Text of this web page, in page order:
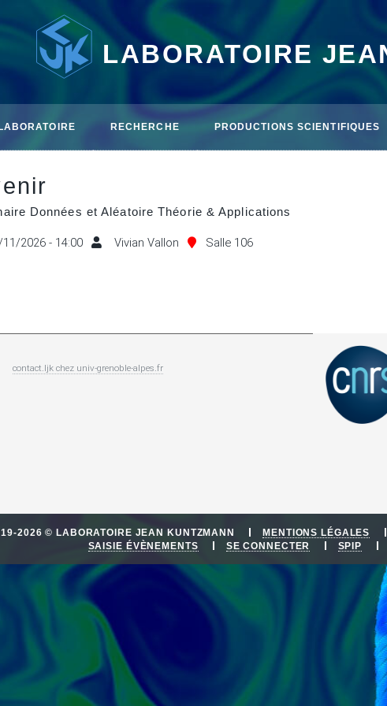
LABORATOIRE
RECHERCHE PRODUCTIONS SCIENTIFIQUES
Données et Aléatoire Théorie & Applications
11/2026 - 14:00 Vivian Vallon Salle 106
contact.ljkchez univ-grenoble-alpes.fr
2026 © LABORATOIRE JEAN KUNTZMANN MENTIONS LÉGALES
SAISIE ÉVÈNEMENTS
SE CONNECTER SPIP